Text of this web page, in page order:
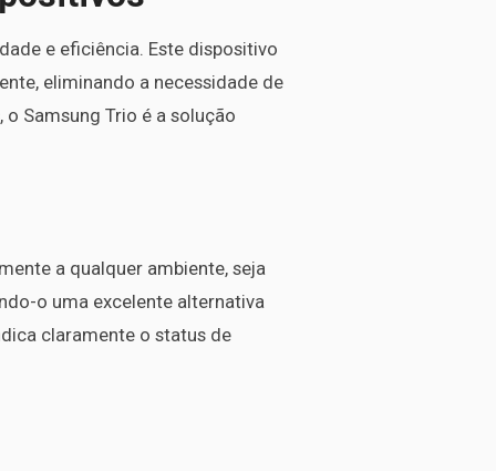
e eficiência. Este dispositivo
eliminando a necessidade de
Samsung Trio é a solução
a qualquer ambiente, seja
o uma excelente alternativa
claramente o status de